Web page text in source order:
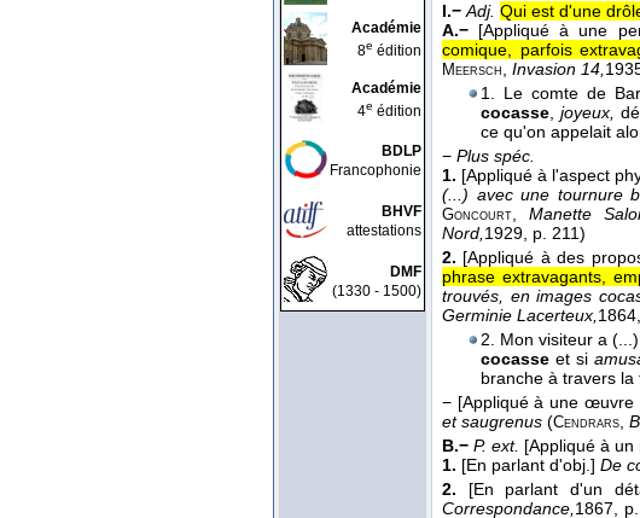
Académie
8e édition
Académie
4e édition
BDLP
Francophonie
BHVF
attestations
DMF
(1330 - 1500)
I.− Adj. Qui est d'une
A.− [Appliqué à une
comique, parfois
Meersch, Invasion 14,
1. Le comte de
cocasse, joyeux,
ce qu'on appelait
− Plus spéc.
1. [Appliqué à l'aspect
(...) avec une tournure
Goncourt, Manette
Nord,1929, p. 211)
2. [Appliqué à des
phrase extravagants,
trouvés, en images
Germinie Lacerteux,1864
2. Mon visiteur a
cocasse et si
branche à travers la
− [Appliqué à une œuvre
et saugrenus (Cendrars,
B.− P. ext. [Appliqué à un
1. [En parlant d'obj.] De
2.
[En parlant d'un
Correspondance,1867,